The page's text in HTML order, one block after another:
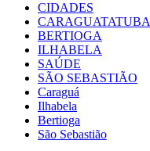
CIDADES
CARAGUATATUBA
BERTIOGA
ILHABELA
SAÚDE
SÃO SEBASTIÃO
Caraguá
Ilhabela
Bertioga
São Sebastião